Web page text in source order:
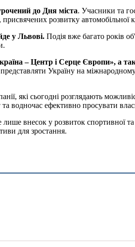
до Дня міста. Учасники та
розвитку автомобільної
у Львові. Подія вже багато років
– Центр і Серце Європи», а
Україну на
які сьогодні розглядають
водночас ефективно просувати
внесок у розвиток спортивної
для зростання.